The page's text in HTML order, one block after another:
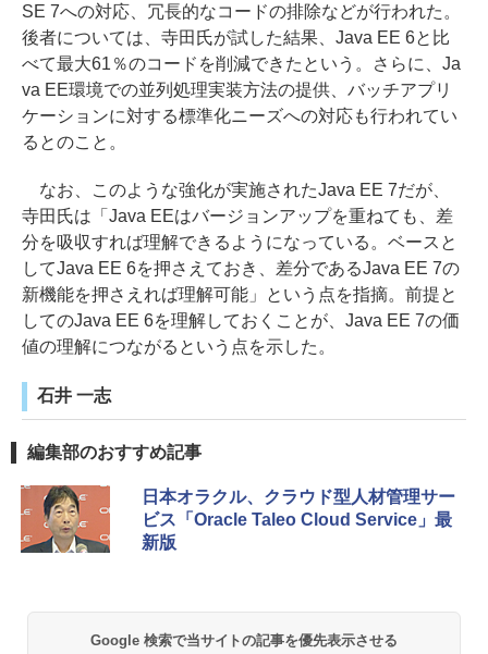
SE 7への対応、冗長的なコードの排除などが行われた。
後者については、寺田氏が試した結果、Java EE 6と比
べて最大61％のコードを削減できたという。さらに、Ja
va EE環境での並列処理実装方法の提供、バッチアプリ
ケーションに対する標準化ニーズへの対応も行われてい
るとのこと。
なお、このような強化が実施されたJava EE 7だが、
寺田氏は「Java EEはバージョンアップを重ねても、差
分を吸収すれば理解できるようになっている。ベースと
してJava EE 6を押さえておき、差分であるJava EE 7の
新機能を押さえれば理解可能」という点を指摘。前提と
してのJava EE 6を理解しておくことが、Java EE 7の価
値の理解につながるという点を示した。
石井 一志
編集部のおすすめ記事
日本オラクル、クラウド型人材管理サー
ビス「Oracle Taleo Cloud Service」最
新版
Google 検索で当サイトの記事を優先表示させる